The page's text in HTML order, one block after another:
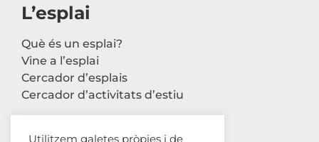
L’esplai
Què és un esplai?
Vine a l’esplai
Cercador d’esplais
Cercador d’activitats d’estiu
Utilitzem galetes pròpies i de